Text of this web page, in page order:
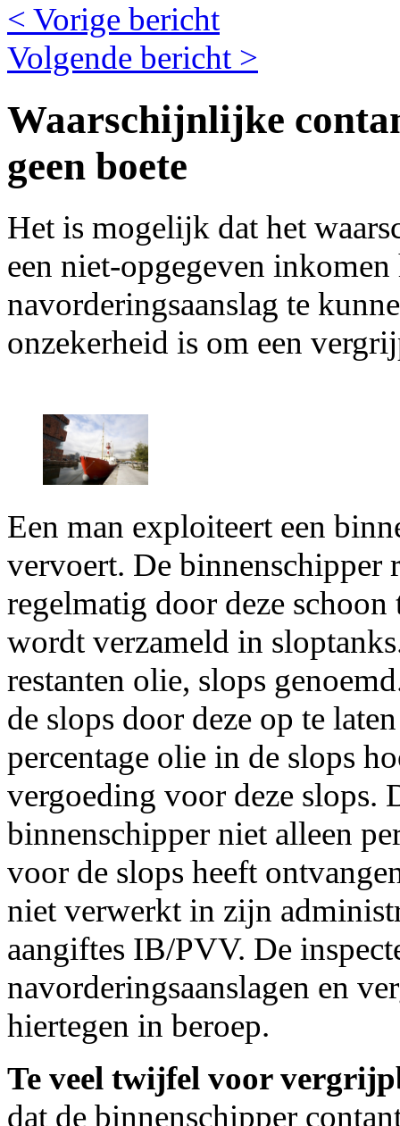
< Vorige bericht
Volgende bericht >
Waarschijnlijke
geen boete
Het is mogelijk dat het
een niet-opgegeven
navorderingsaanslag te
onzekerheid is om een
Een man exploiteert een
vervoert. De
regelmatig door deze
wordt verzameld in
restanten olie, slops
de slops door deze op te
percentage olie in de slops
vergoeding voor deze slops.
binnenschipper niet alleen
voor de slops heeft
niet verwerkt in zijn
aangiftes IB/PVV. De
navorderingsaanslagen en
hiertegen in beroep.
Te veel twijfel voor
dat de binnenschipper